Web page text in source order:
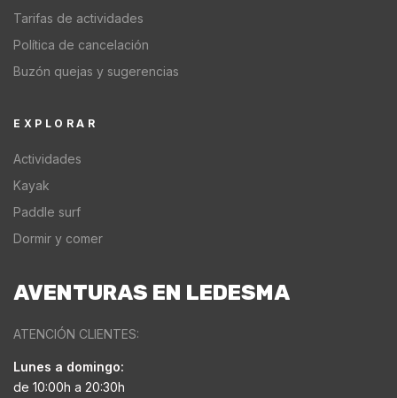
EXPLORAR
Actividades
Kayak
Paddle surf
Dormir y comer
Tarifas de actividades
Política de cancelación
Buzón quejas y sugerencias
AVENTURAS EN LEDESMA
ATENCIÓN CLIENTES:
Lunes a domingo:
de 10:00h a 20:30h